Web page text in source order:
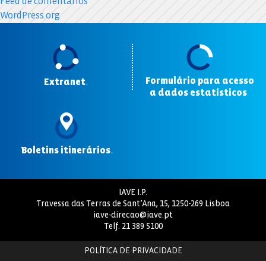
WordPress.org
Extranet.
Formulário para acesso
a dados estatísticos
Boletins itinerários.
IAVE I.P.
Travessa das Terras de Sant’Ana, 15, 1250-269 Lisboa
iave-direcao@iave.pt
Telf. 21 389 5100
POLÍTICA DE PRIVACIDADE